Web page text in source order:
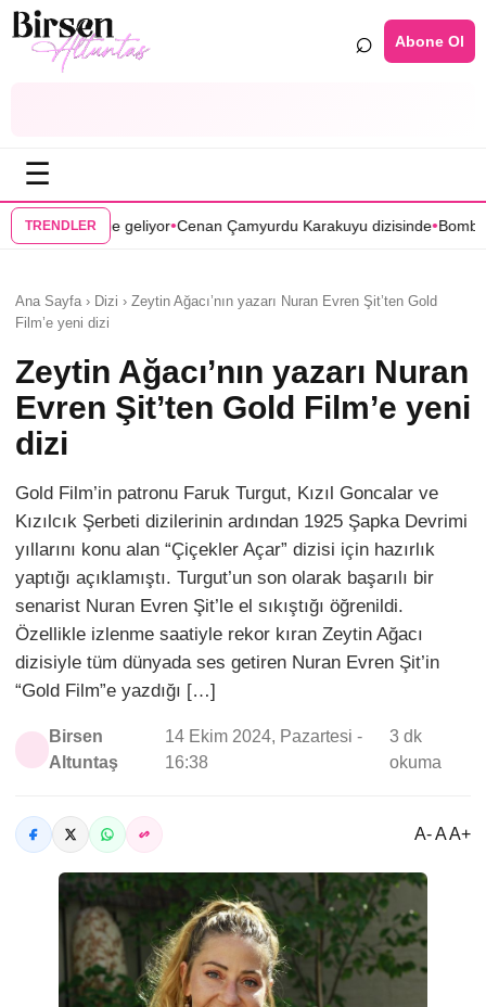
⌕ Abone Ol
☰
TRENDLER
Cenan Çamyurdu Karakuyu dizisinde•Bomba transfer! Caner
Ana Sayfa › Dizi › Zeytin Ağacı’nın yazarı Nuran Evren Şit’ten Gold
Film’e yeni dizi
Zeytin Ağacı’nın yazarı Nuran
Evren Şit’ten Gold Film’e yeni
dizi
Gold Film’in patronu Faruk Turgut, Kızıl Goncalar ve
Kızılcık Şerbeti dizilerinin ardından 1925 Şapka Devrimi
yıllarını konu alan “Çiçekler Açar” dizisi için hazırlık
yaptığı açıklamıştı. Turgut’un son olarak başarılı bir
senarist Nuran Evren Şit’le el sıkıştığı öğrenildi.
Özellikle izlenme saatiyle rekor kıran Zeytin Ağacı
dizisiyle tüm dünyada ses getiren Nuran Evren Şit’in
“Gold Film”e yazdığı […]
Birsen
Altuntaş
14 Ekim 2024, Pazartesi -
16:38
3 dk
okuma
A- A A+